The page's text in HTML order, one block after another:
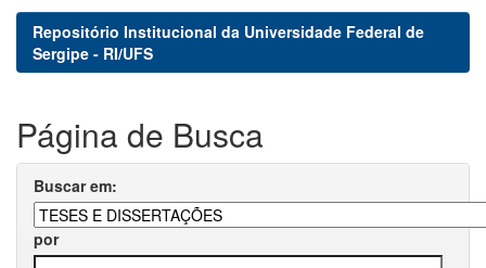
Repositório Institucional da Universidade Federal de
Sergipe - RI/UFS
Página de Busca
Buscar em:
por